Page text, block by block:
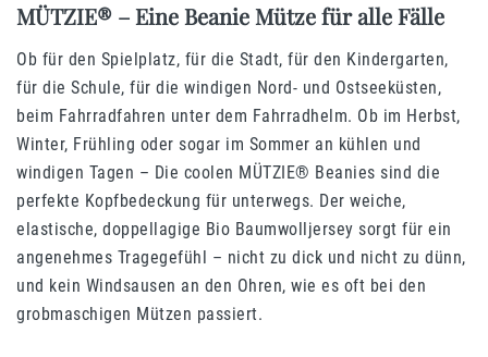
MÜTZIE® – Eine Beanie Mütze für alle Fälle
Ob für den Spielplatz, für die Stadt, für den Kindergarten,
für die Schule, für die windigen Nord- und Ostseeküsten,
beim Fahrradfahren unter dem Fahrradhelm. Ob im Herbst,
Winter, Frühling oder sogar im Sommer an kühlen und
windigen Tagen – Die coolen MÜTZIE® Beanies sind die
perfekte Kopfbedeckung für unterwegs. Der weiche,
elastische, doppellagige Bio Baumwolljersey sorgt für ein
angenehmes Tragegefühl – nicht zu dick und nicht zu dünn,
und kein Windsausen an den Ohren, wie es oft bei den
grobmaschigen Mützen passiert.